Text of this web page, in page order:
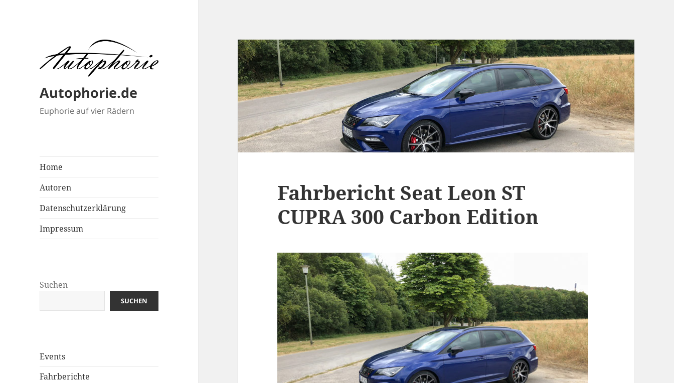
Autophorie.de
Euphorie auf vier Rädern
Home
Autoren
Datenschutzerklärung
Impressum
Suchen
SUCHEN
Events
Fahrberichte
Fahrbericht Seat Leon ST
CUPRA 300 Carbon Edition